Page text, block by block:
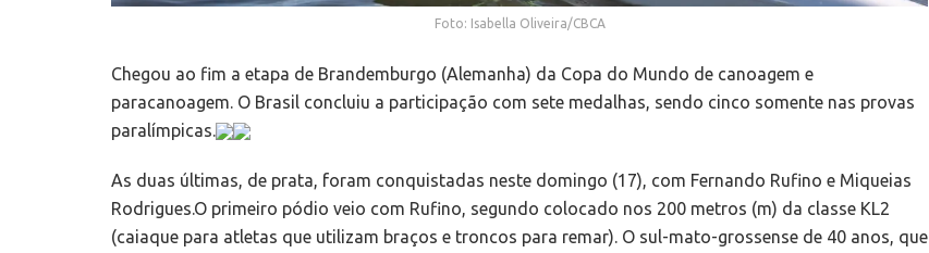
Foto: Isabella Oliveira/CBCA
Chegou ao fim a etapa de Brandemburgo (Alemanha) da Copa do Mundo de canoagem e
paracanoagem. O Brasil concluiu a participação com sete medalhas, sendo cinco somente nas provas
paralímpicas.
As duas últimas, de prata, foram conquistadas neste domingo (17), com Fernando Rufino e Miqueias
Rodrigues.O primeiro pódio veio com Rufino, segundo colocado nos 200 metros (m) da classe KL2
(caiaque para atletas que utilizam braços e troncos para remar). O sul-mato-grossense de 40 anos, que